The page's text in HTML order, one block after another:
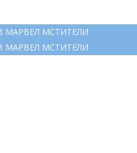
МАРВЕЛ МСТИТЕЛИ
МАРВЕЛ МСТИТЕЛИ